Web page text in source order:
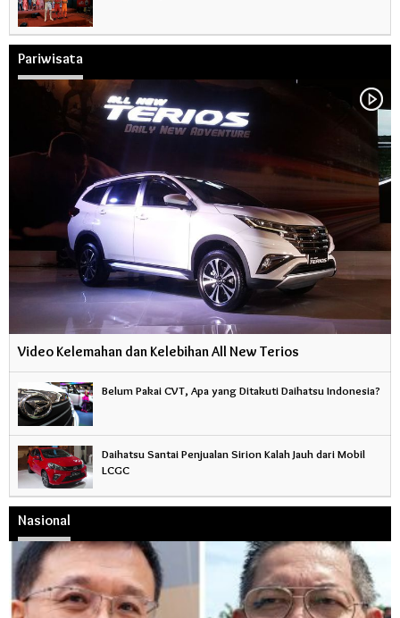
Pariwisata
Video Kelemahan dan Kelebihan All New Terios
Belum Pakai CVT, Apa yang Ditakuti Daihatsu Indonesia?
Daihatsu Santai Penjualan Sirion Kalah Jauh dari Mobil
LCGC
Nasional